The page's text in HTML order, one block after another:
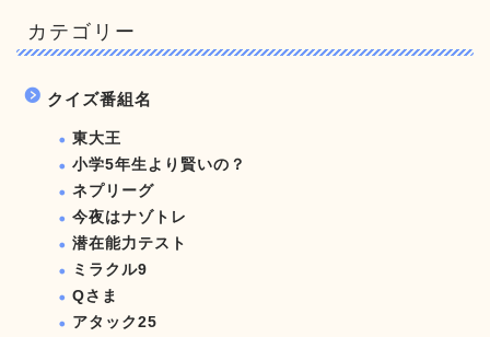
カテゴリー
クイズ番組名
東大王
小学5年生より賢いの？
ネプリーグ
今夜はナゾトレ
潜在能力テスト
ミラクル9
Qさま
アタック25